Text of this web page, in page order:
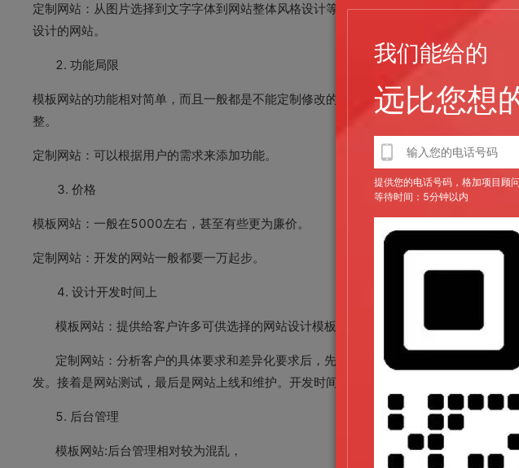
定制网站：从图片选择到文字字体到网站整体风格设计等都是按照客户的要求定制化流程
设计的网站。
2. 功能局限
模板网站的功能相对简单，而且一般都是不能定制修改的，也就是模块是怎么样的你公司
整。
定制网站：可以根据用户的需求来添加功能。
3. 价格
模板网站：一般在5000左右，甚至有些更为廉价。
定制网站：开发的网站一般都要一万起步。
4. 设计开发时间上
模板网站：提供给客户许多可供选择的网站设计模板，网站栏目框架和结构基本不变。
定制网站：分析客户的具体要求和差异化要求后，先提供首页和一个内页的设计稿，
发。接着是网站测试，最后是网站上线和维护。开发时间根据网站的复杂程度来定。
5. 后台管理
模板网站:后台管理相对较为混乱，
我们能给的
远比您想
提供您的电话号码，格加项目顾
等待时间：5分钟以内